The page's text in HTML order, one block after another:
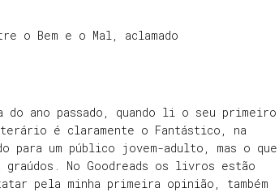
o Bem e o Mal, aclamado
do ano passado, quando li o seu primeiro
é claramente o Fantástico, na
para um público jovem-adulto, mas o que
No Goodreads os livros estão
pela minha primeira opinião, também